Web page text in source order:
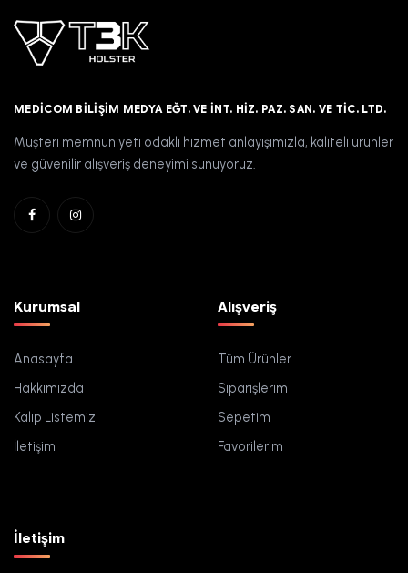
MEDICOM BILIŞIM MEDYA EĞT. VE İNT. HIZ. PAZ. SAN. VE TIC. LTD.
Müşteri memnuniyeti odaklı hizmet anlayışımızla, kaliteli ürünler
ve güvenilir alışveriş deneyimi sunuyoruz.
Kurumsal
Anasayfa
Hakkımızda
Kalıp Listemiz
İletişim
Alışveriş
Tüm Ürünler
Siparişlerim
Sepetim
Favorilerim
İletişim